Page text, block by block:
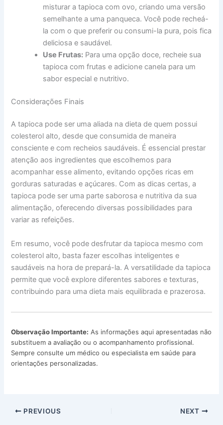
misturar a tapioca com ovo, criando uma versão
semelhante a uma panqueca. Você pode recheá-
la com o que preferir ou consumi-la pura, pois fica
deliciosa e saudável.
Use Frutas: Para uma opção doce, recheie sua
tapioca com frutas e adicione canela para um
sabor especial e nutritivo.
Considerações Finais
A tapioca pode ser uma aliada na dieta de quem possui
colesterol alto, desde que consumida de maneira
consciente e com recheios saudáveis. É essencial prestar
atenção aos ingredientes que escolhemos para
acompanhar esse alimento, evitando opções ricas em
gorduras saturadas e açúcares. Com as dicas certas, a
tapioca pode ser uma parte saborosa e nutritiva da sua
alimentação, oferecendo diversas possibilidades para
variar as refeições.
Em resumo, você pode desfrutar da tapioca mesmo com
colesterol alto, basta fazer escolhas inteligentes e
saudáveis na hora de prepará-la. A versatilidade da tapioca
permite que você explore diferentes sabores e texturas,
contribuindo para uma dieta mais equilibrada e prazerosa.
Observação Importante: As informações aqui apresentadas não
substituem a avaliação ou o acompanhamento profissional.
Sempre consulte um médico ou especialista em saúde para
orientações personalizadas.
PREVIOUS NEXT